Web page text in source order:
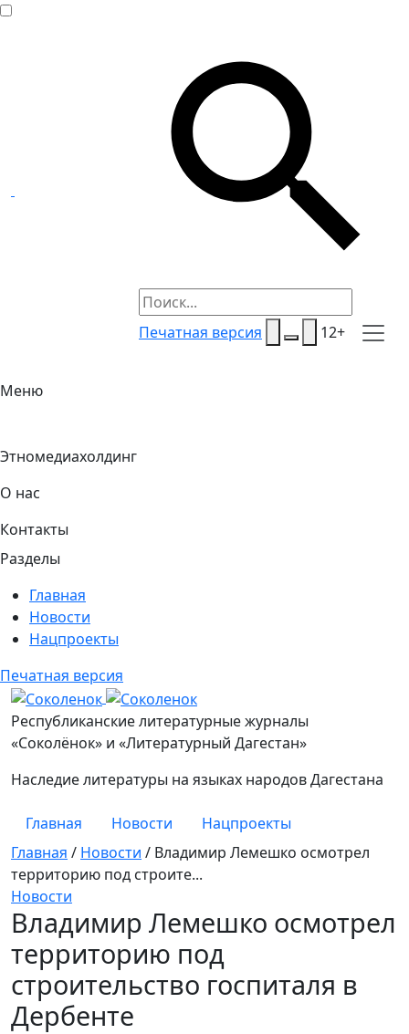
Печатная версия 12+
Меню
Этномедиахолдинг
О нас
Контакты
Разделы
Главная
Новости
Нацпроекты
Печатная версия
Соколенок
Республиканские литературные журналы
«Соколёнок» и «Литературный Дагестан»
Наследие литературы на языках народов Дагестана
Главная Новости
Нацпроекты
Главная / Новости / Владимир Лемешко осмотрел
территорию под строите...
Новости
Владимир Лемешко осмотрел
территорию под
строительство госпиталя в
Дербенте